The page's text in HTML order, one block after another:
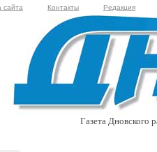
сайта Контакты Редакция
Газета Дновского